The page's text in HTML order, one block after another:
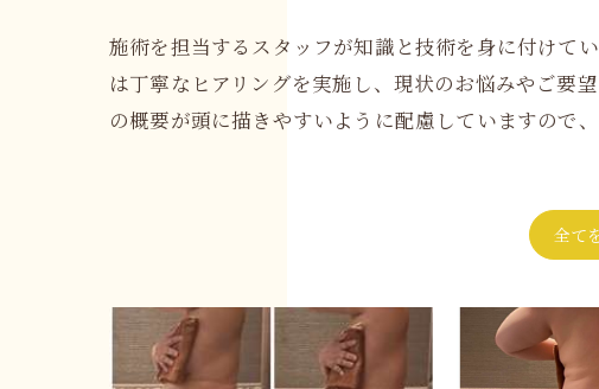
施術を担当するスタッフが知識と技術を身に付けて
は丁寧なヒアリングを実施し、現状のお悩みやご要
の概要が頭に描きやすいように配慮していますので
全て